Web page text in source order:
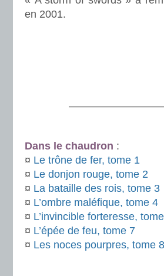
en 2001.
Dans le chaudron :
¤ Le trône de fer, tome 1
¤ Le donjon rouge, tome 2
¤ La bataille des rois, tome 3
¤ L’ombre maléfique, tome 4
¤ L’invincible forteresse,
¤ L’épée de feu, tome 7
¤ Les noces pourpres, tome 8